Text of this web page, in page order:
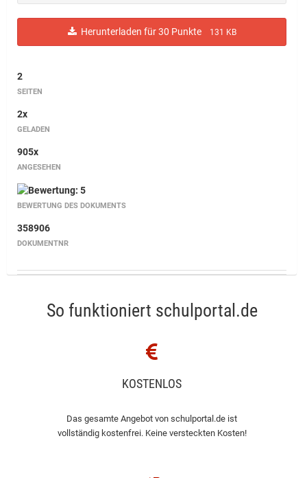
Herunterladen für 30 Punkte 131 KB
2
SEITEN
2x
GELADEN
905x
ANGESEHEN
BEWERTUNG DES DOKUMENTS
358906
DOKUMENTNR
So funktioniert schulportal.de
KOSTENLOS
Das gesamte Angebot von schulportal.de ist
vollständig kostenfrei. Keine versteckten Kosten!